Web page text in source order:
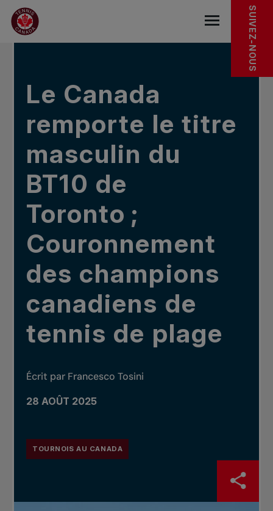
Sauter au menu principal
Sauter au contenu principal
Sauter au pied de page
DANS LES NOUVELLES SUIVEZ-NOUS
Le Canada
remporte le titre
masculin du
BT10 de
Toronto ;
Couronnement
des champions
canadiens de
tennis de plage
Écrit par Francesco Tosini
28 AOÛT 2025
TOURNOIS AU CANADA